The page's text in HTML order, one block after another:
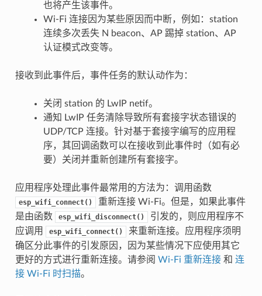
也将产生该事件。
Wi-Fi 连接因为某些原因而中断，例如：station
连续多次丢失 N beacon、AP 踢掉 station、AP
认证模式改变等。
接收到此事件后，事件任务的默认动作为：
关闭 station 的 LwIP netif。
通知 LwIP 任务清除导致所有套接字状态错误的
UDP/TCP 连接。针对基于套接字编写的应用程
序，其回调函数可以在接收到此事件时（如有必
要）关闭并重新创建所有套接字。
应用程序处理此事件最常用的方法为：调用函数
esp_wifi_connect()
重新连接 Wi-Fi。但是，如果此事件
是由函数
esp_wifi_disconnect()
引发的，则应用程序不
应调用
esp_wifi_connect()
来重新连接。应用程序须明
确区分此事件的引发原因，因为某些情况下应使用其它
更好的方式进行重新连接。请参阅 Wi-Fi 重新连接和 连
接 Wi-Fi 时扫描。